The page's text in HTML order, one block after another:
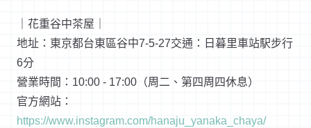
｜花重谷中茶屋｜
地址：東京都台東區谷中7-5-27交通：日暮里車站駅步行
6分
營業時間：10:00 - 17:00（周二、第四周四休息）
官方網站：
https://www.instagram.com/hanaju_yanaka_chaya/